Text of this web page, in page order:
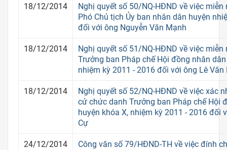
18/12/2014
Nghị quyết số 50/NQ-HĐND về việc
Phó Chủ tịch Ủy ban nhân dân huyện
đối với ông Nguyễn Văn Mạnh
18/12/2014
Nghị quyết số 51/NQ-HĐND về việc
Trưởng ban Pháp chế Hội đồng nhân
nhiệm kỳ 2011 - 2016 đối với ông Lê Văn
18/12/2014
Nghị quyết số 52/NQ-HĐND về việc xác
cử chức danh Trưởng ban Pháp chế Hội
huyện khóa X, nhiệm kỳ 2011 - 2016 đối
Cự
24/12/2014
Công văn số 79/HĐND-TH về việc đính